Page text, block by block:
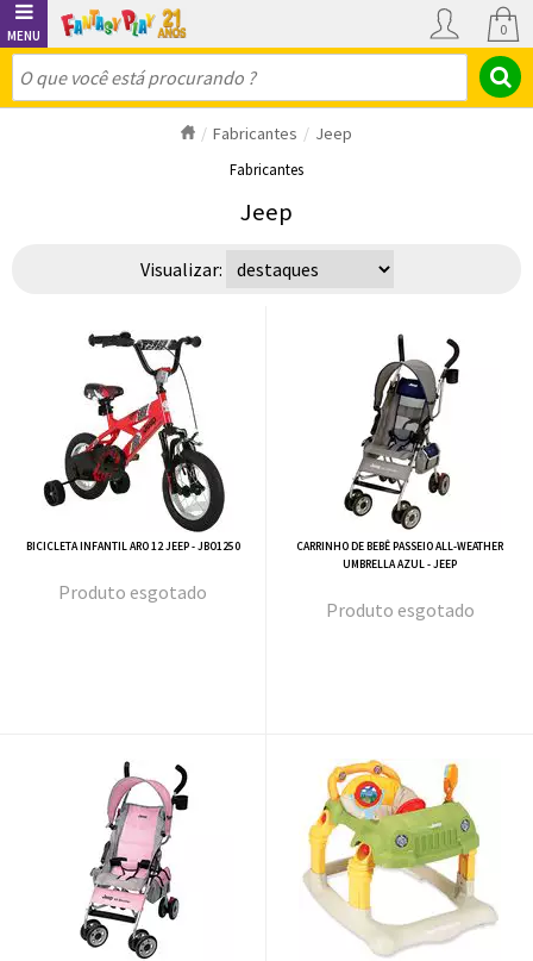
0
Fabricantes Jeep
Fabricantes
Jeep
Visualizar:
BICICLETA INFANTIL ARO 12 JEEP - JBO1250
esgotado
CARRINHO DE BEBÊ PASSEIO ALL-WEATHER
UMBRELLA AZUL - JEEP
esgotado